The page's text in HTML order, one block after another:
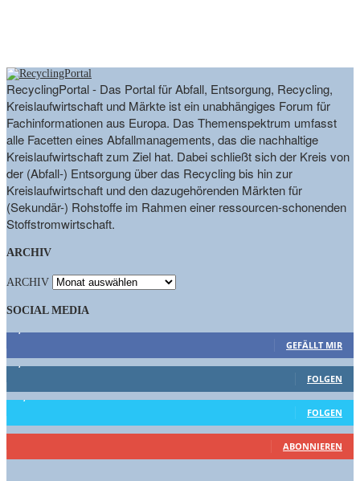
RecyclingPortal - Das Portal für Abfall, Entsorgung, Recycling,
Kreislaufwirtschaft und Märkte ist ein unabhängiges Forum für
Fachinformationen aus Europa. Das Themenspektrum umfasst
alle Facetten eines Abfallmanagements, das die nachhaltige
Kreislaufwirtschaft zum Ziel hat. Dabei schließt sich der Kreis von
der (Abfall-) Entsorgung über das Recycling bis hin zur
Kreislaufwirtschaft und den dazugehörenden Märkten für
(Sekundär-) Rohstoffe im Rahmen einer ressourcen-schonenden
Stoffstromwirtschaft.
ARCHIV
ARCHIV
SOCIAL MEDIA
GEFÄLLT MIR
FOLGEN
FOLGEN
ABONNIEREN